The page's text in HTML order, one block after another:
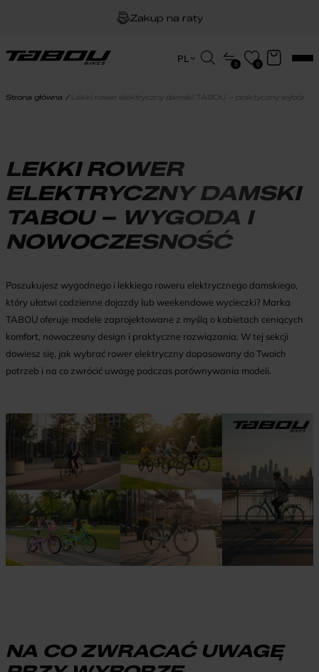
Zakup na raty
Dożywotnia gwarancja na ramę
PL
HU
Wyszukiwarka
produktów
0 0
Strona główna Lekki rower elektryczny damski TABOU – praktyczny wybór
LEKKI ROWER
ELEKTRYCZNY DAMSKI
TABOU – WYGODA I
NOWOCZESNOŚĆ
Poszukujesz wygodnego i lekkiego roweru elektrycznego damskiego,
który ułatwi codzienne dojazdy lub weekendowe wycieczki? Marka
TABOU oferuje modele zaprojektowane z myślą o kobietach ceniących
komfort, nowoczesny design i praktyczne rozwiązania. W tej sekcji
dowiesz się, jak wybrać rower elektryczny dopasowany do Twoich
potrzeb i na co zwrócić uwagę podczas porównywania modeli.
NA CO ZWRACAĆ UWAGĘ